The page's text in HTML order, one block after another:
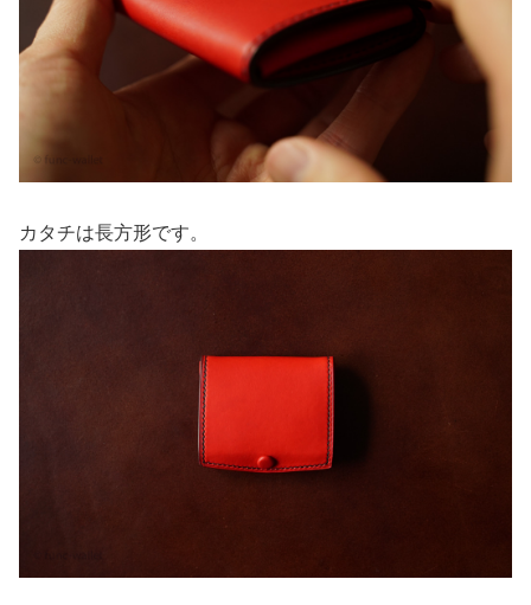
カタチは長方形です。